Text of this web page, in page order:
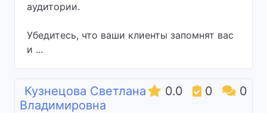
аудитории.
Убедитесь, что ваши клиенты запомнят вас
и ...
0.0 0 0
Кузнецова Светлана
Владимировна